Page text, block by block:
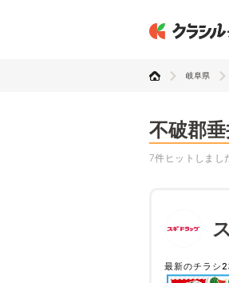
岐阜県
不破郡
7件ヒットしまし
最新のチラシ